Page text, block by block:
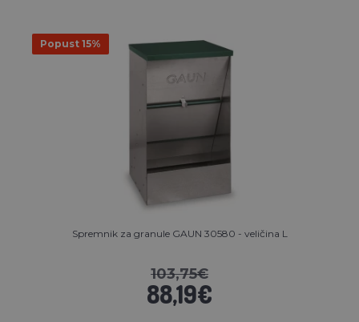
Popust 15%
Spremnik za granule GAUN 30580 - veličina L
103,75€
88,19€